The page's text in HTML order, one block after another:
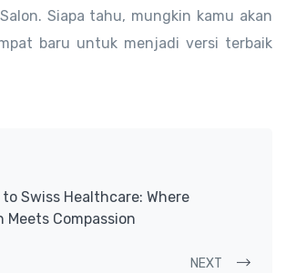
Siapa tahu, mungkin kamu akan
baru untuk menjadi versi terbaik
Swiss Healthcare: Where
Meets Compassion
NEXT